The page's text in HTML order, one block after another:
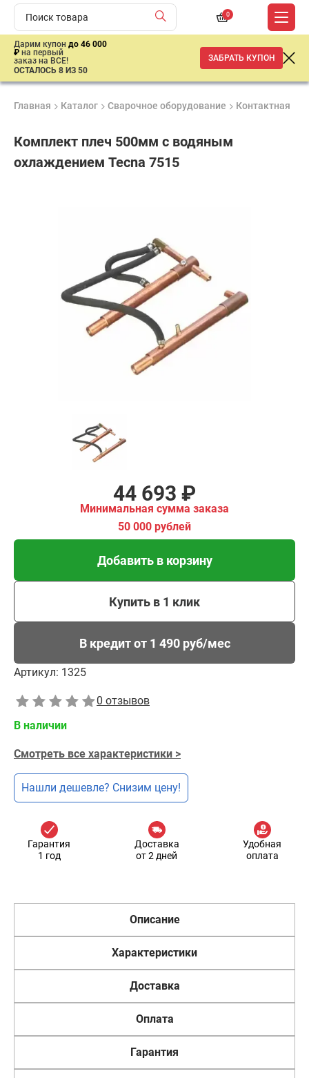
0
Дарим купон до 46 000
₽ на первый
заказ на ВСЕ!
ОСТАЛОСЬ 8 ИЗ 50
ЗАБРАТЬ КУПОН
Главная Каталог Сварочное оборудование Контактная
Комплект плеч 500мм с водяным
охлаждением Tecna 7515
44 693 ₽
Минимальная сумма заказа
50 000 рублей
Добавить в корзину
Купить в 1 клик
В кредит от 1 490 руб/мес
Артикул: 1325
0 отзывов
В наличии
Смотреть все характеристики >
Нашли дешевле? Снизим цену!
Гарантия
1 год
Доставка
от 2 дней
Удобная
оплата
Описание
Характеристики
Доставка
Оплата
Гарантия
Добавить в корзину
Купить в 1 клик
В кредит от 1 490 руб/